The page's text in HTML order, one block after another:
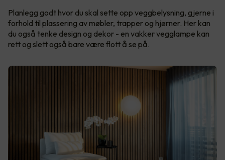
Planlegg godt hvor du skal sette opp veggbelysning, gjerne i
forhold til plassering av møbler, trapper og hjørner. Her kan
du også tenke design og dekor - en vakker vegglampe kan
rett og slett også bare være flott å se på.